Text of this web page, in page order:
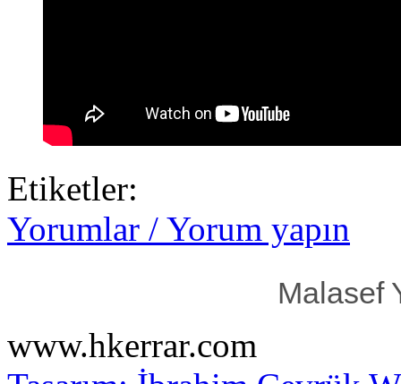
Etiketler:
Yorumlar / Yorum yapın
Malasef
www.hkerrar.com